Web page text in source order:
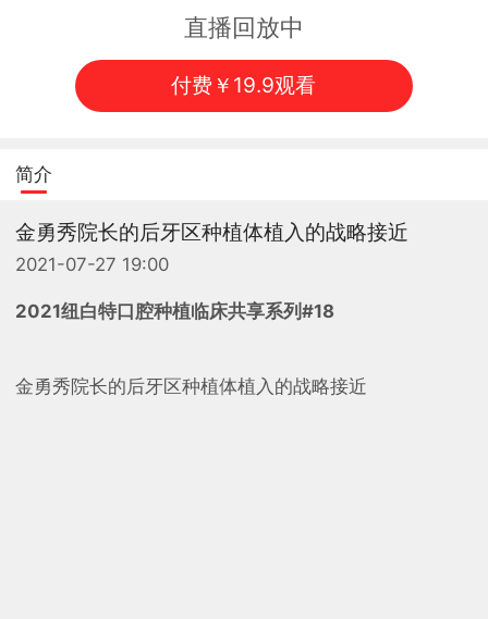
直播回放中
付费￥19.9观看
简介
金勇秀院长的后牙区种植体植入的战略接近
2021-07-27 19:00
2021纽白特口腔种植临床共享系列#18
金勇秀院长的后牙区种植体植入的战略接近